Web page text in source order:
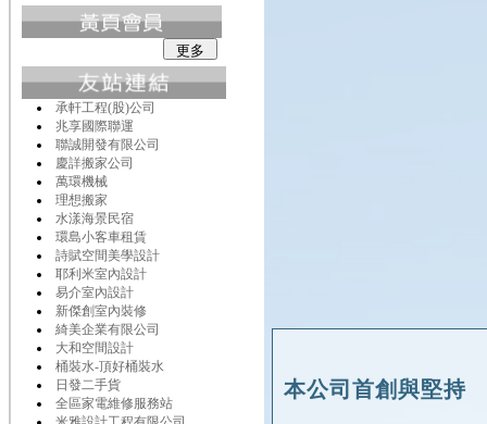
承軒工程(股)公司
兆享國際聯運
聯誠開發有限公司
慶詳搬家公司
萬環機械
理想搬家
水漾海景民宿
環島小客車租賃
詩賦空間美學設計
耶利米室內設計
易介室內設計
新傑創室內裝修
綺美企業有限公司
大和空間設計
桶裝水-頂好桶裝水
日發二手貨
全區家電維修服務站
本公司首創與堅持